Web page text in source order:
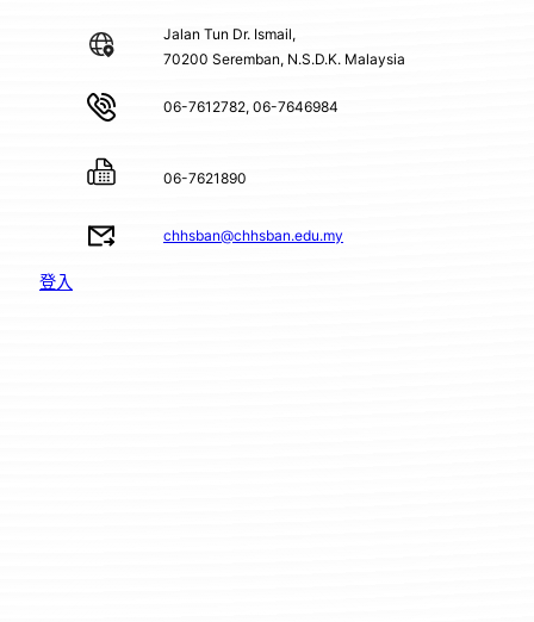
Jalan Tun Dr. Ismail,
70200 Seremban, N.S.D.K. Malaysia
06-7612782, 06-7646984
06-7621890
chhsban@chhsban.edu.my
登入